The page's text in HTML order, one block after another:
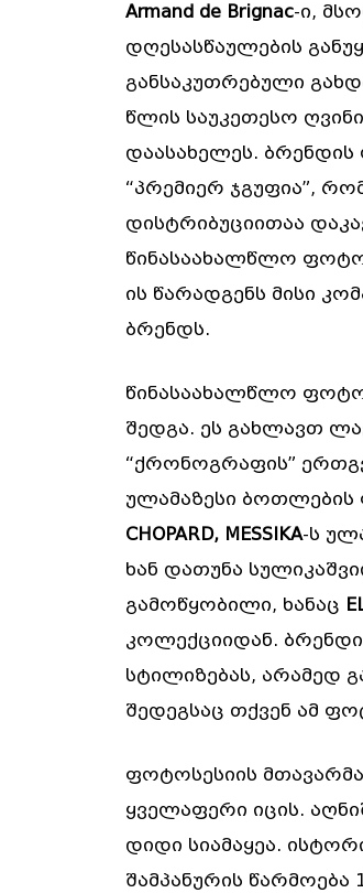
Armand de Brignac-ი,
დღესასწაულების
განსაკუთრებული
წლის საუკეთესო
დაასახელეს.
“პრემიერ ჯგუფია”,
დისტრიბუციითაა
წინასაახალწლო
ის წარადგენს მისი
ბრენდს.
წინასაახალწლო
შედგა. ეს გახლავთ
“ქრონოგრაფის”
ულამაზესი ბოთლების
CHOPARD, MESSIKA-ს
ხან დათუნა
გამოწყობილი, ხანაც
კოლექციიდან.
სტილიზებას, არამედ
შედეგსაც თქვენ ამ
ფოტოსესიის
ყველაფერი იცის.
დიდი სიამაყეა.
შამპანურის წარმოება